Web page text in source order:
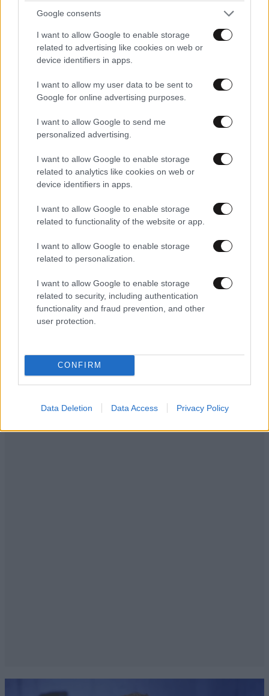
Google consents
I want to allow Google to enable storage
related to advertising like cookies on web or
device identifiers in apps.
I want to allow my user data to be sent to
Google for online advertising purposes.
I want to allow Google to send me
personalized advertising.
I want to allow Google to enable storage
related to analytics like cookies on web or
device identifiers in apps.
I want to allow Google to enable storage
related to functionality of the website or app.
I want to allow Google to enable storage
related to personalization.
I want to allow Google to enable storage
related to security, including authentication
functionality and fraud prevention, and other
user protection.
CONFIRM
Data Deletion Data Access Privacy Policy
LIFESTYLE2 ω. πριν
«Έσκασε τώρα όλη η κούραση» – Το απρόοπτο
πρόβλημα υγείας